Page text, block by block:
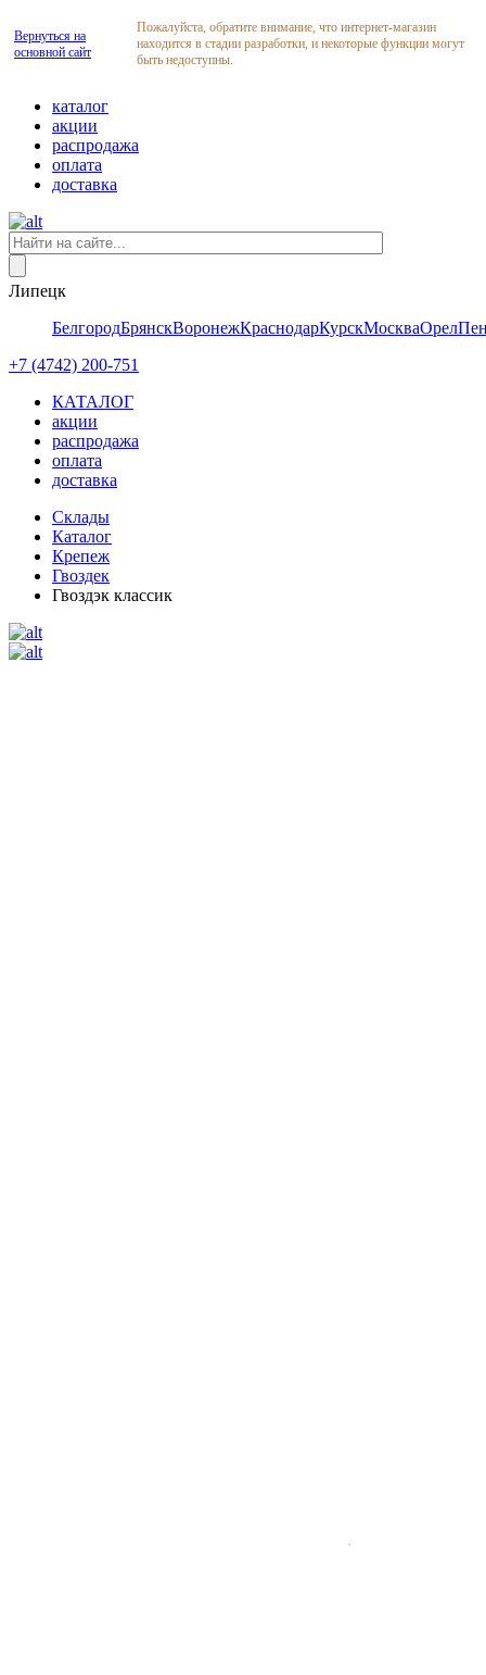
Вернуться на
основной сайт
Пожалуйста, обратите внимание, что интернет-магазин
находится в стадии разработки, и некоторые функции могут
быть недоступны.
каталог
акции
распродажа
оплата
доставка
Липецк
БелгородБрянскВоронежКраснодарКурскМоскваОрел
+7 (4742) 200-751
КАТАЛОГ
акции
распродажа
оплата
доставка
Склады
Каталог
Крепеж
Гвоздек
Гвоздэк классик